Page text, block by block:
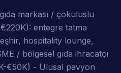
markası / çokuluslu
entegre tatma
hospitality lounge,
/ bölgesel gıda ihracatçı
€50K) - Ulusal pavyon